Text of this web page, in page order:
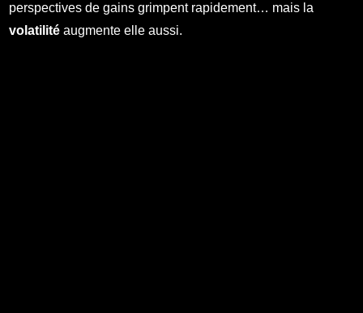
perspectives de gains grimpent rapidement… mais la
volatilité augmente elle aussi.